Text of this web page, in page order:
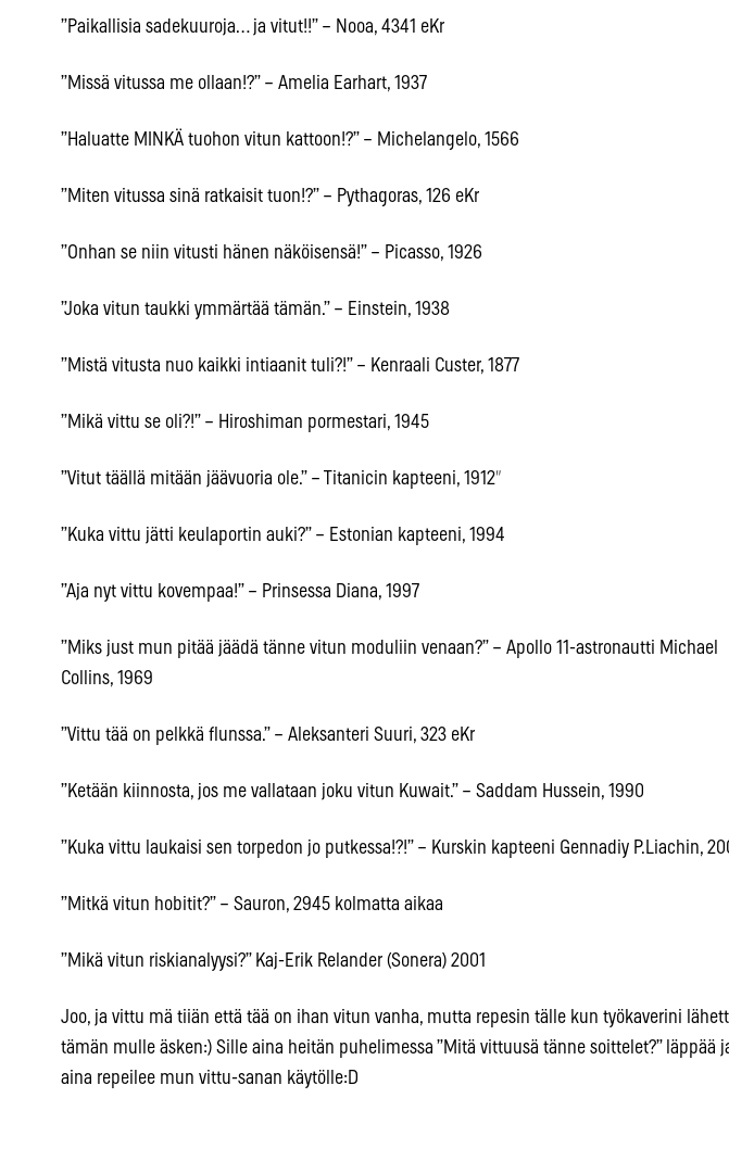
”Paikallisia sadekuuroja… ja vitut!!” – Nooa, 4341 eKr
”Missä vitussa me ollaan!?” – Amelia Earhart, 1937
”Haluatte MINKÄ tuohon vitun kattoon!?” – Michelangelo, 1566
”Miten vitussa sinä ratkaisit tuon!?” – Pythagoras, 126 eKr
”Onhan se niin vitusti hänen näköisensä!” – Picasso, 1926
”Joka vitun taukki ymmärtää tämän.” – Einstein, 1938
”Mistä vitusta nuo kaikki intiaanit tuli?!” – Kenraali Custer, 1877
”Mikä vittu se oli?!” – Hiroshiman pormestari, 1945
”Vitut täällä mitään jäävuoria ole.” – Titanicin kapteeni, 1912″
”Kuka vittu jätti keulaportin auki?” – Estonian kapteeni, 1994
”Aja nyt vittu kovempaa!” – Prinsessa Diana, 1997
”Miks just mun pitää jäädä tänne vitun moduliin venaan?” – Apollo 11-astronautti Michael
Collins, 1969
”Vittu tää on pelkkä flunssa.” – Aleksanteri Suuri, 323 eKr
”Ketään kiinnosta, jos me vallataan joku vitun Kuwait.” – Saddam Hussein, 1990
”Kuka vittu laukaisi sen torpedon jo putkessa!?!” – Kurskin kapteeni Gennadiy P.Liachin,
”Mitkä vitun hobitit?” – Sauron, 2945 kolmatta aikaa
”Mikä vitun riskianalyysi?” Kaj-Erik Relander (Sonera) 2001
Joo, ja vittu mä tiiän että tää on ihan vitun vanha, mutta repesin tälle kun työkaverini
tämän mulle äsken:) Sille aina heitän puhelimessa ”Mitä vittuusä tänne soittelet?” läppää
aina repeilee mun vittu-sanan käytölle:D